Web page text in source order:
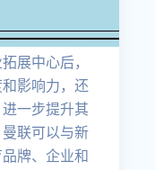
展中心后，
影响力，还
一步提升其
联可以与新
牌、企业和